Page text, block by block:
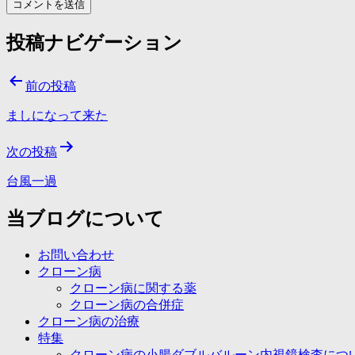
投稿ナビゲーション
前の投稿
ましになって来た
次の投稿
台風一過
当ブログについて
お問い合わせ
クローン病
クローン病に関する薬
クローン病の合併症
クローン病の治療
特集